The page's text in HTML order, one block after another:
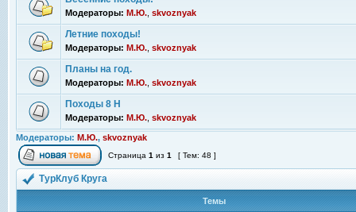
Модераторы: М.Ю. skvoznyak
Летние походы!
Модераторы: М.Ю. skvoznyak
Планы на год.
Модераторы: М.Ю. skvoznyak
Походы 8 Н
Модераторы: М.Ю. skvoznyak
Модераторы: М.Ю., skvoznyak
Страница 1 из 1 [ Тем: 48 ]
ТурКлуб Круга
Темы